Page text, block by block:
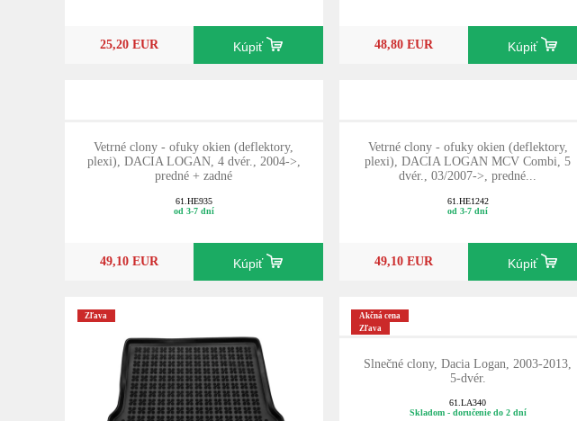
25,20 EUR Kúpiť 48,80 EUR Kúpiť
Vetrné clony - ofuky okien (deflektory,
plexi), DACIA LOGAN, 4 dvér., 2004->,
predné + zadné
61.HE935
od 3-7 dní
49,10 EUR Kúpiť
Vetrné clony - ofuky okien (deflektory,
plexi), DACIA LOGAN MCV Combi, 5
dvér., 03/2007->, predné...
61.HE1242
od 3-7 dní
49,10 EUR Kúpiť
Zľava
Akčná cena
Zľava
Slnečné clony, Dacia Logan, 2003-2013,
5-dvér.
61.LA340
Skladom - doručenie do 2 dní